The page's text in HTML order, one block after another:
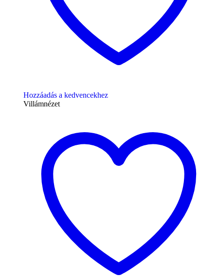
Hozzáadás a kedvencekhez
Villámnézet